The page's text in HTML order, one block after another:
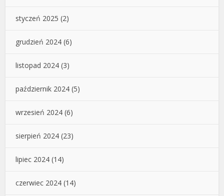
styczeń 2025 (2)
grudzień 2024 (6)
listopad 2024 (3)
październik 2024 (5)
wrzesień 2024 (6)
sierpień 2024 (23)
lipiec 2024 (14)
czerwiec 2024 (14)